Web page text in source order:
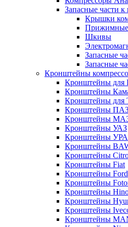
Запасные части к
Крышки
Шкивы
Запасные
Запасные
Кронштейны
Кронштейны для
Кронштейны
Кронштейны для
Кронштейны
Кронштейны
Кронштейны УАЗ
Кронштейны
Кронштейны
Кронштейны
Кронштейны Fiat
Кронштейны Ford
Кронштейны
Кронштейны
Кронштейны
Кронштейны
Кронштейны